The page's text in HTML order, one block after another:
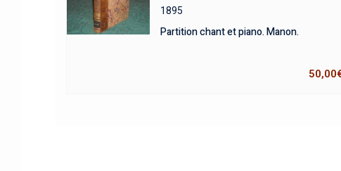
1895
Partition chant et piano. Manon.
50,00